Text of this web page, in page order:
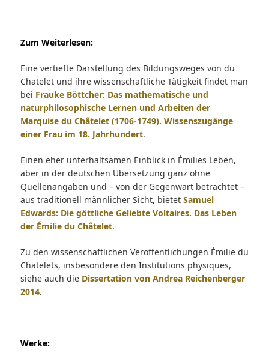
Zum Weiterlesen:
Eine vertiefte Darstellung des Bildungsweges von du
Chatelet und ihre wissenschaftliche Tätigkeit findet man
bei Frauke Böttcher: Das mathematische und
naturphilosophische Lernen und Arbeiten der
Marquise du Châtelet (1706-1749). Wissenszugänge
einer Frau im 18. Jahrhundert.
Einen eher unterhaltsamen Einblick in Émilies Leben,
aber in der deutschen Übersetzung ganz ohne
Quellenangaben und – von der Gegenwart betrachtet –
aus traditionell männlicher Sicht, bietet Samuel
Edwards: Die göttliche Geliebte Voltaires. Das Leben
der Émilie du Châtelet.
Zu den wissenschaftlichen Veröffentlichungen Émilie du
Chatelets, insbesondere den Institutions physiques,
siehe auch die Dissertation von Andrea Reichenberger
2014.
Werke: